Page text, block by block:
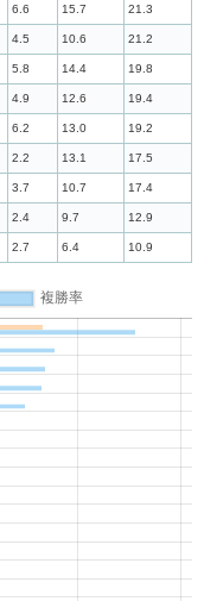
6.6 15.7 21.3
4.5 10.6 21.2
5.8 14.4 19.8
4.9 12.6 19.4
6.2 13.0 19.2
2.2 13.1 17.5
3.7 10.7 17.4
2.4 9.7 12.9
2.7 6.4 10.9